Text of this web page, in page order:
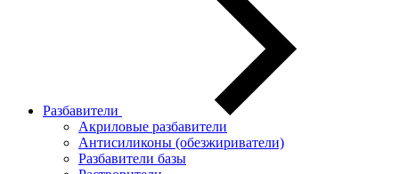
Разбавители
Акриловые разбавители
Антисиликоны (обезжириватели)
Разбавители базы